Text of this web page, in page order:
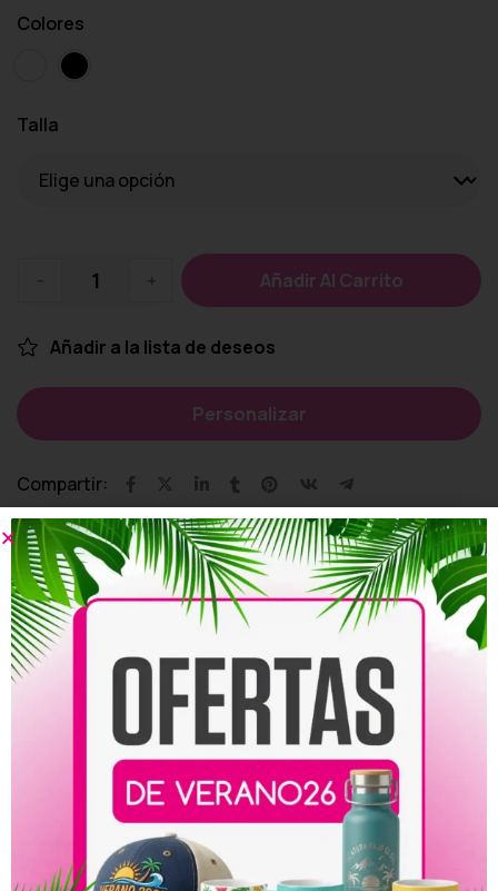
Colores
Talla
- + Añadir Al Carrito
Añadir a la lista de deseos
Personalizar
Compartir:
Productos relacionados